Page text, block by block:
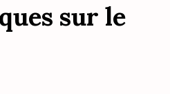
sur le